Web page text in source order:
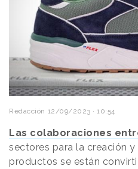
Redacción 12/09/2023 · 10:54
Las colaboraciones
sectores para la creación
productos se están